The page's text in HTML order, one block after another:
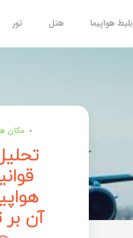
بلیط هواپیما هتل تور
مکان
آن بر